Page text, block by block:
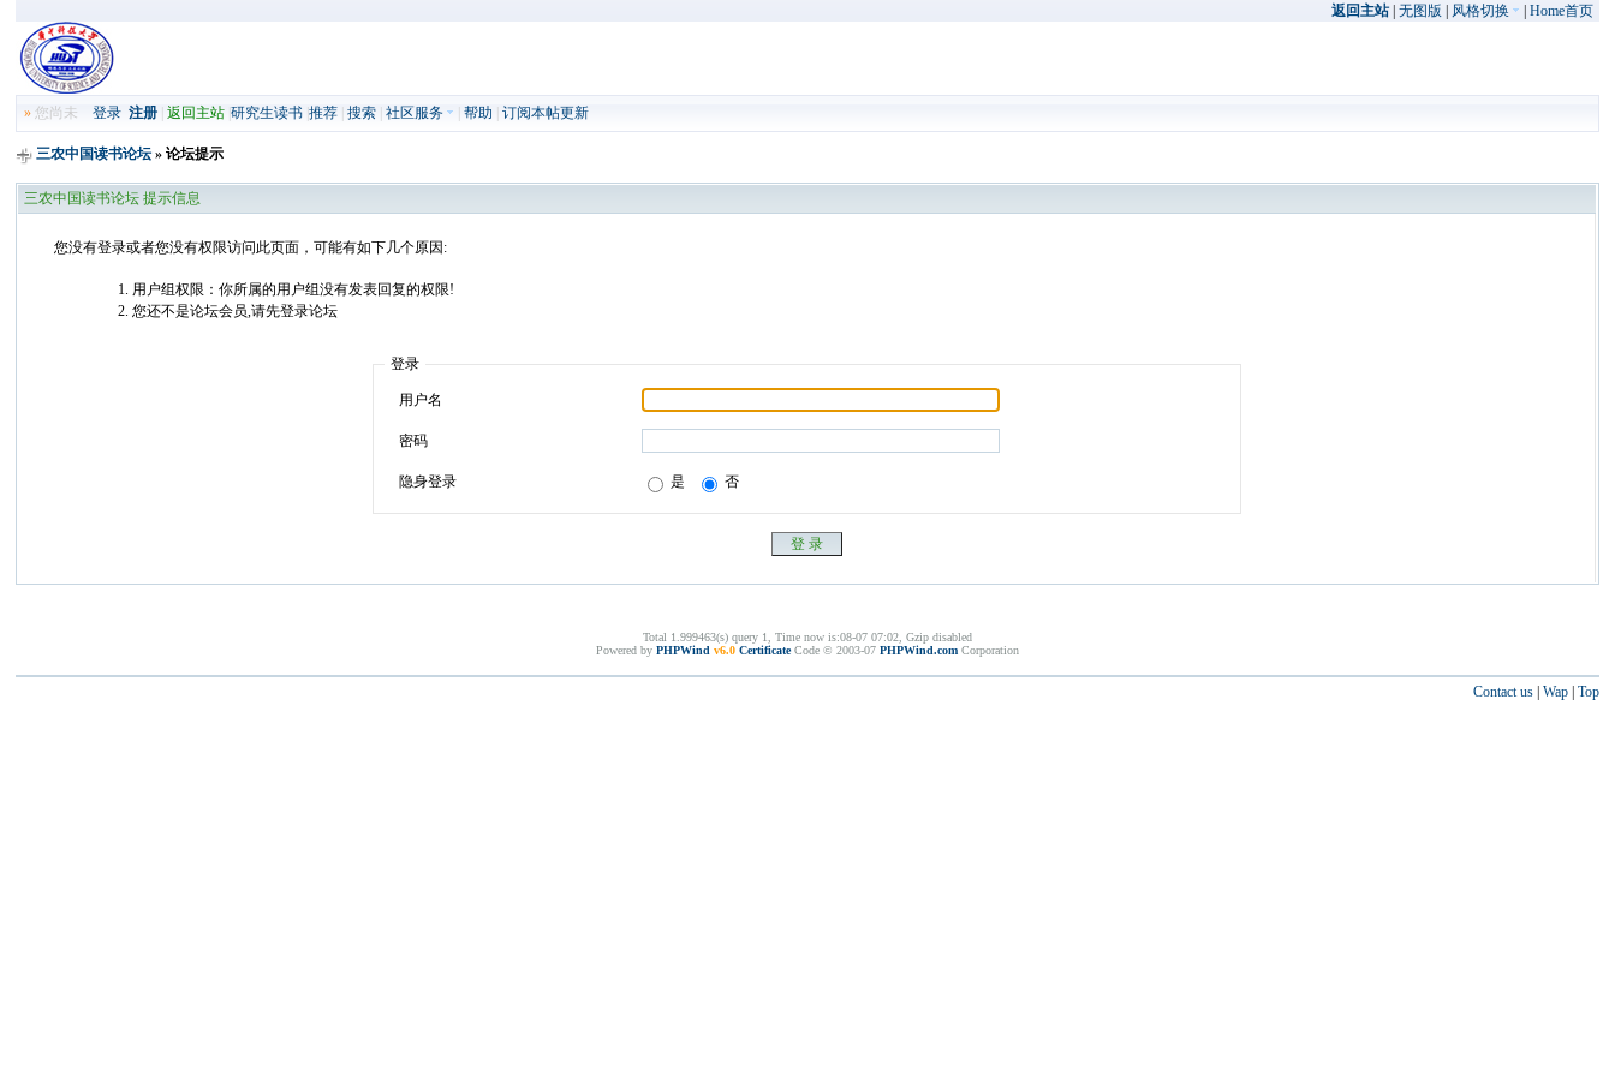
返回主站| 无图版 风格切换 Home首页
» 您尚未登录 注册 |返回主站 |研究生读书 |推荐 |搜索 |社区服务 |帮助 |订阅本帖更新
三农中国读书论坛 » 论坛提示
三农中国读书论坛 提示信息
您没有登录或者您没有权限访问此页面，可能有如下几个原因:
用户组权限：你所属的用户组没有发表回复的权限!
您还不是论坛会员,请先登录论坛
登录
用户名
密码
隐身登录 是 否
Total 1.999463(s) query 1, Time now is:08-07 07:02, Gzip disabled
Powered by PHPWind v6.0 CertificateCode © 2003-07 PHPWind.com Corporation
Contact us| Wap| Top